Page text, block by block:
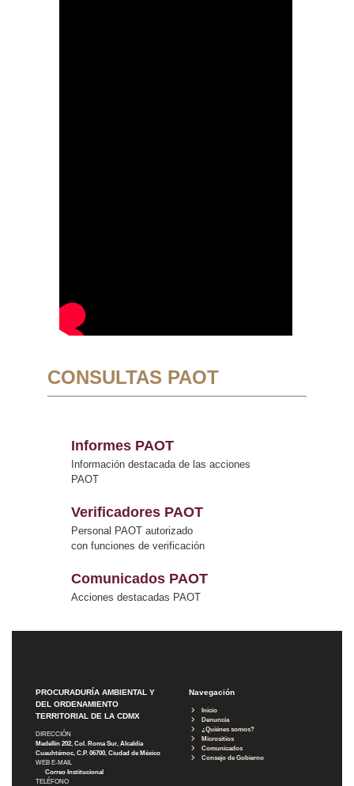
CONSULTAS PAOT
Informes PAOT
Información destacada de las acciones
PAOT
Verificadores PAOT
Personal PAOT autorizado
con funciones de verificación
Comunicados PAOT
Acciones destacadas PAOT
PROCURADURÍA AMBIENTAL Y
DEL ORDENAMIENTO
TERRITORIAL DE LA CDMX
DIRECCIÓN
Medellín 202, Col. Roma Sur, Alcaldía
Cuauhtémoc, C.P. 06700, Ciudad de México
WEB E-MAIL
Correo Institucional
TELÉFONO
Navegación
Inicio
Denuncia
¿Quiénes somos?
Micrositios
Comunicados
Consejo de Gobierno